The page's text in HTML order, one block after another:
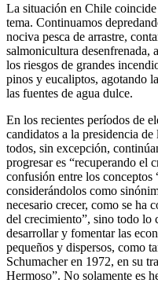
La situación en Chile
tema. Continuamos
nociva pesca de arrastre,
salmonicultura desenfrenada,
los riesgos de grandes
pinos y eucaliptos, agotando
las fuentes de agua dulce.
En los recientes períodos de
candidatos a la presidencia
todos, sin excepción,
progresar es “recuperando el
confusión entre los conceptos
considerándolos como
necesario crecer, como se ha
del crecimiento”, sino todo lo
desarrollar y fomentar las
pequeños y dispersos, como
Schumacher en 1972, en su
Hermoso”. No solamente es